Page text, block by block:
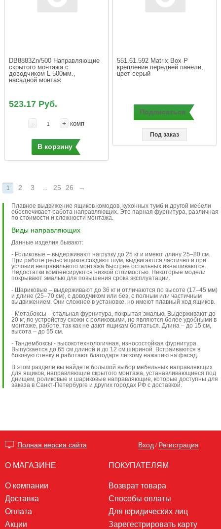
DB8883Zn/500 Направляющие
скрытого монтажа с
доводчиком L-500мм.,
насадной монтаж
523.17 Руб.
- + комп
В корзину
551.61.592 Matrix Box P
крепление передней панели,
Подписаться
Под заказ
1 2 3 25 26 →
Плавное выдвижение ящиков комодов, кухонных тумб и другой мебели
обеспечивает работа направляющих. Это парная фурнитура, различная
по стоимости и сложности монтажа.
Виды направляющих
Данные изделия бывают:
- Роликовые – выдерживают нагрузку до 25 кг и имеют длину 25–80 см.
При работе рельс ящиков создают шум, выдвигаются частично и при
условии неправильного монтажа быстрее остальных изнашиваются.
Недостатки компенсируются низкой стоимостью. Некоторые модели
покрывают эмалью для повышения срока эксплуатации.
- Шариковые – выдерживают до 36 кг и отличаются по высоте (17–45 мм)
и длине (25–70 см), с доводчиком или без, с полным или частичным
выдвижением. Они сложнее в установке, но имеют плавный ход ящиков.
- Метабоксы – стальная фурнитура, покрытая эмалью. Выдерживают до
20 кг, по устройству схожи с роликовыми, но являются более удобными в
монтаже, работе, так как не дают ящикам болтаться. Длина – до 15 см,
высота – до 55 см.
- Тандембоксы - высокотехнологичная, износостойкая фурнитура.
Выпускается до 65 см длиной и до 12 см шириной. Встраиваются в
боковую стенку и работают благодаря легкому нажатию на фасад.
В этом разделе вы найдете большой выбор мебельных направляющих
для ящиков, направляющие скрытого монтажа, устанавливающиеся под
днищем, роликовые и шариковые направляющие, которые доступны для
заказа в Санкт-Петербурге и других городах РФ с доставкой.
Полная версия сайта Вход / Регистрация
О МАГАЗИНЕ
О компании
Доставка
Оплата
Акции
ПОКУПАТЕЛЯМ
Возврат товара
Способы оплаты
Для юридических лиц
Зарегестрировать карту